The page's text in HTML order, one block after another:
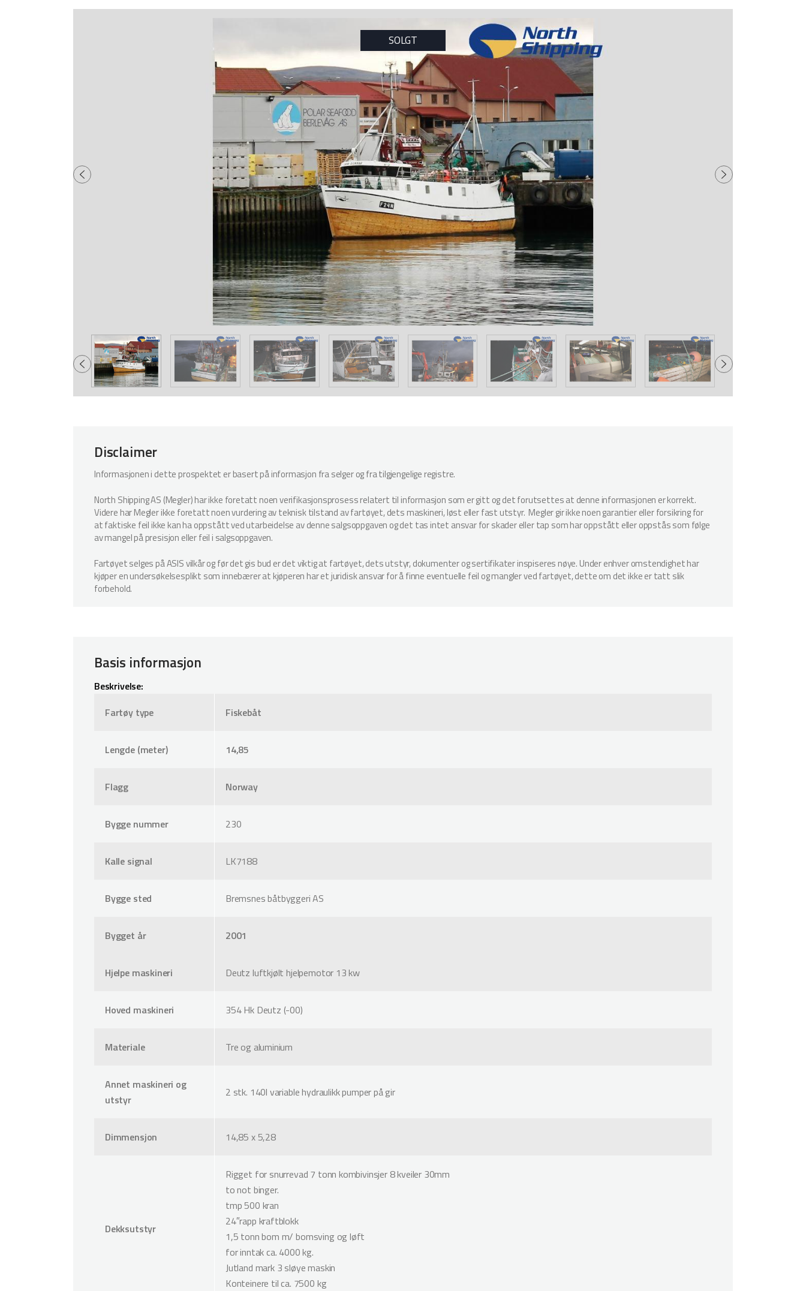
SOLGT
Disclaimer
Informasjonen i dette prospektet er basert på informasjon fra selger og fra tilgjengelige registre.
North Shipping AS (Megler) har ikke foretatt noen verifikasjonsprosess relatert til informasjon som er gitt og det forutsettes at denne informasjonen er korrekt.
Videre har Megler ikke foretatt noen vurdering av teknisk tilstand av fartøyet, dets maskineri, løst eller fast utstyr. Megler gir ikke noen garantier eller forsikring for
at faktiske feil ikke kan ha oppstått ved utarbeidelse av denne salgsoppgaven og det tas intet ansvar for skader eller tap som har oppstått eller oppstås som følge
av mangel på presisjon eller feil i salgsoppgaven.
Fartøyet selges på ASIS vilkår og før det gis bud er det viktig at fartøyet, dets utstyr, dokumenter og sertifikater inspiseres nøye. Under enhver omstendighet har
kjøper en undersøkelsesplikt som innebærer at kjøperen har et juridisk ansvar for å finne eventuelle feil og mangler ved fartøyet, dette om det ikke er tatt slik
forbehold.
Basis informasjon
Beskrivelse:
Fartøy type
Fiskebåt
Lengde (meter) 14,85
Flagg Norway
Bygge nummer 230
Kalle signal LK7188
Bygge sted Bremsnes båtbyggeri AS
Bygget år 2001
Hjelpe maskineri Deutz luftkjølt hjelpemotor 13 kw
Hoved maskineri 354 Hk Deutz (-00)
Materiale Tre og aluminium
Annet maskineri og
utstyr
2 stk. 140l variable hydraulikk pumper på gir
Dimmensjon 14,85 x 5,28
Dekksutstyr
Rigget for snurrevad 7 tonn kombivinsjer 8 kveiler 30mm
to not binger.
tmp 500 kran
24″rapp kraftblokk
1,5 tonn bom m/ bomsving og løft
for inntak ca. 4000 kg.
Jutland mark 3 sløye maskin
Konteinere til ca. 7500 kg